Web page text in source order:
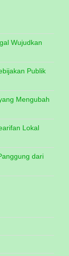
Wujudkan
Publik
Mengubah
Lokal
dari